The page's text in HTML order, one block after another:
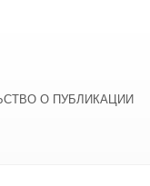
О ПУБЛИКАЦИИ